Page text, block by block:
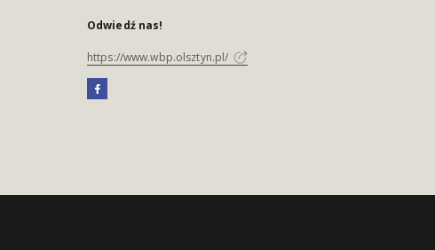
Odwiedź nas!
https://www.wbp.olsztyn.pl/